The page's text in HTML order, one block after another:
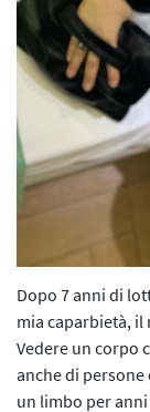
Dopo 7 anni di
mia caparbietà, il
Vedere un corpo
anche di persone
un limbo per